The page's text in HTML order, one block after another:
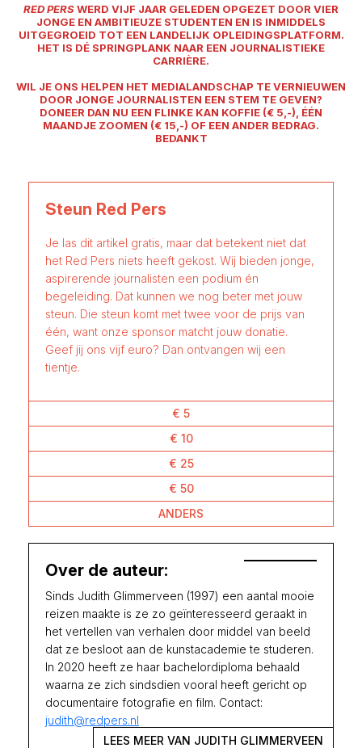
RED PERSWERD VIJF JAAR GELEDEN OPGEZET DOOR VIER
JONGE EN AMBITIEUZE STUDENTEN EN IS INMIDDELS
UITGEGROEID TOT EEN LANDELIJK OPLEIDINGSPLATFORM.
HET IS DÉ SPRINGPLANK NAAR EEN JOURNALISTIEKE
CARRIÈRE.
WIL JE ONS HELPEN HET MEDIALANDSCHAP TE VERNIEUWEN
DOOR JONGE JOURNALISTEN EEN STEM TE GEVEN?
DONEER DAN NU EEN FLINKE KAN KOFFIE (€ 5,-), ÉÉN
MAANDJE ZOOMEN (€ 15,-) OF EEN ANDER BEDRAG.
BEDANKT
Steun Red Pers
Je las dit artikel gratis, maar dat betekent niet dat
het Red Pers niets heeft gekost. Wij bieden jonge,
aspirerende journalisten een podium én
begeleiding. Dat kunnen we nog beter met jouw
steun. Die steun komt met twee voor de prijs van
één, want onze sponsor matcht jouw donatie.
Geef jij ons vijf euro? Dan ontvangen wij een
tientje.
€ 5
€ 10
€ 25
€ 50
ANDERS
Over de auteur:
Sinds Judith Glimmerveen (1997) een aantal mooie
reizen maakte is ze zo geïnteresseerd geraakt in
het vertellen van verhalen door middel van beeld
dat ze besloot aan de kunstacademie te studeren.
In 2020 heeft ze haar bachelordiploma behaald
waarna ze zich sindsdien vooral heeft gericht op
documentaire fotografie en film. Contact:
judith@redpers.nl
LEES MEER VAN JUDITH GLIMMERVEEN